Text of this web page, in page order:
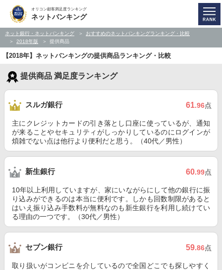
オリコン顧客満足度ランキング
ネットバンキング
ネット銀行・ネットバンキング
おすすめのネットバンキングランキング・比較
2018年版
提供商品
【2018年】ネットバンキングの提供商品ランキング・比較
提供商品 満足度ランキング
スルガ銀行 61.96点
主にクレジットカードの引き落とし口座に使っているが、通知
が来ることやセキュリティがしっかりしているのにログインが
煩雑でない点は他行より便利だと思う。（40代／男性）
新生銀行 60.99点
10年以上利用していますが、家にいながらにして他の銀行に振
り込みができるのは本当に便利です。しかも回数制限があると
はいえ振り込み手数料が無料なのも新生銀行を利用し続けてい
る理由の一つです。（30代／男性）
セブン銀行 59.86点
取り扱いがコンビニを介しているので全国どこでも探しやすく